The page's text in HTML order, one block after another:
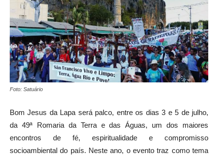
Foto: Satuário
Bom Jesus da Lapa será palco, entre os dias 3 e 5 de julho,
da 49ª Romaria da Terra e das Águas, um dos maiores
encontros de fé, espiritualidade e compromisso
socioambiental do país. Neste ano, o evento traz como tema